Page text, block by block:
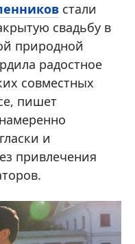
стали
свадьбу в
природной
радостное
совместных
пишет
и
привлечения